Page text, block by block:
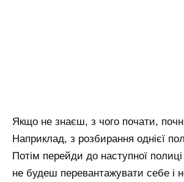
Якщо не знаєш, з чого почати,
Наприклад, з розбирання однієї
Потім перейди до наступної
не будеш перевантажувати себе і